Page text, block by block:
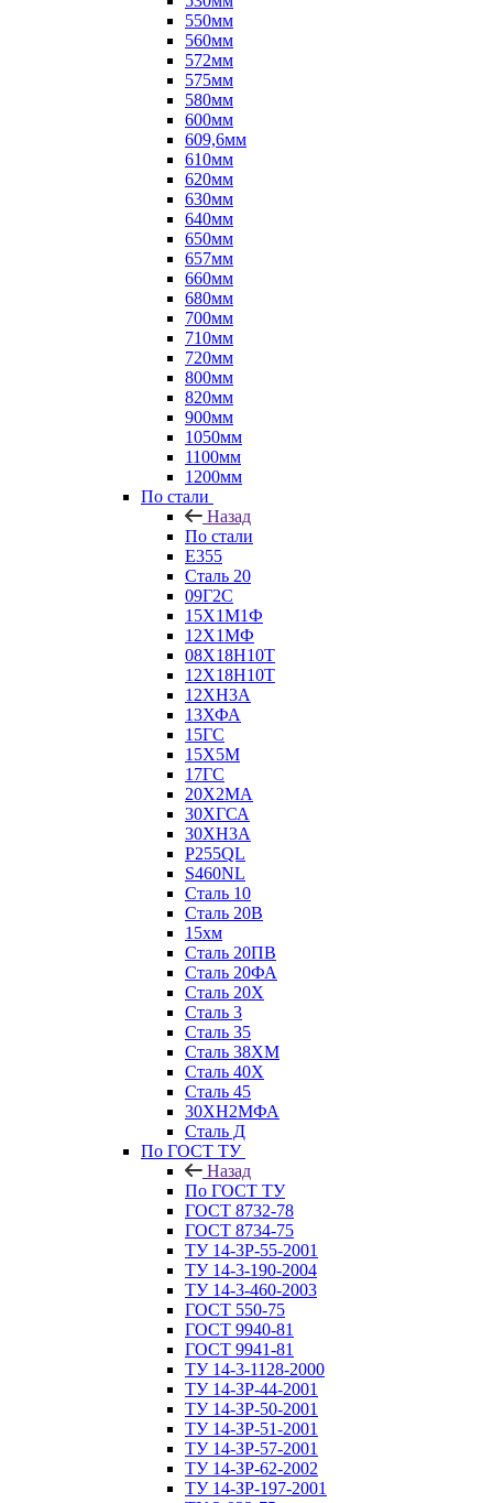
550мм
560мм
572мм
575мм
580мм
600мм
609,6мм
610мм
620мм
630мм
640мм
650мм
657мм
660мм
680мм
700мм
710мм
720мм
800мм
820мм
900мм
1050мм
1100мм
1200мм
По стали
Назад
По стали
E355
Сталь 20
09Г2С
15Х1М1Ф
12Х1МФ
08Х18Н10Т
12Х18Н10Т
12ХН3А
13ХФА
15ГС
15Х5М
17ГС
20Х2МА
30ХГСА
30ХН3А
P255QL
S460NL
Сталь 10
Сталь 20В
15хм
Сталь 20ПВ
Сталь 20ФА
Сталь 20Х
Сталь 3
Сталь 35
Сталь 38ХМ
Сталь 40Х
Сталь 45
30ХН2МФА
Сталь Д
По ГОСТ ТУ
Назад
По ГОСТ ТУ
ГОСТ 8732-78
ГОСТ 8734-75
ТУ 14-3Р-55-2001
ТУ 14-3-190-2004
ТУ 14-3-460-2003
ГОСТ 550-75
ГОСТ 9940-81
ГОСТ 9941-81
ТУ 14-3-1128-2000
ТУ 14-3Р-44-2001
ТУ 14-3Р-50-2001
ТУ 14-3Р-51-2001
ТУ 14-3Р-57-2001
ТУ 14-3Р-62-2002
ТУ 14-ЗР-197-2001